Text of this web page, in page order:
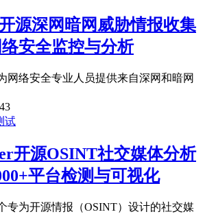
源深网暗网威胁情报收集
安全监控与分析
网络安全专业人员提供来自深网和暗网
43
试
开源OSINT社交媒体分析
平台检测与可视化
专为开源情报（OSINT）设计的社交媒